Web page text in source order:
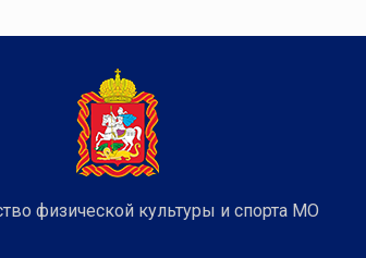
физической культуры и спорта МО